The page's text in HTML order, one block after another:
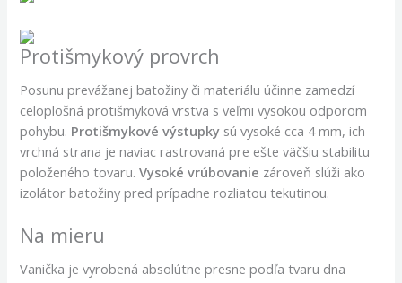
Protišmykový provrch
Posunu prevážanej batožiny či materiálu účinne zamedzí
celoplošná protišmyková vrstva s veľmi vysokou odporom
pohybu. Protišmykové výstupky sú vysoké cca 4 mm, ich
vrchná strana je naviac rastrovaná pre ešte väčšiu stabilitu
položeného tovaru.Vysoké vrúbovanie zároveň slúži ako
izolátor batožiny pred prípadne rozliatou tekutinou.
Na mieru
Vanička je vyrobená absolútne presne podľa tvaru dna